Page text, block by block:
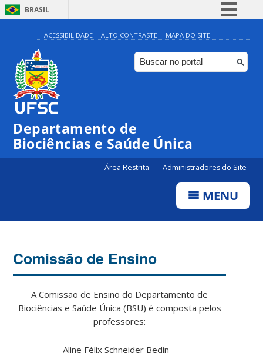
BRASIL
Simplifique!
Comunica BR
Participe
ACESSIBILIDADE ALTO CONTRASTE MAPA DO SITE
Departamento de
Biociências e Saúde Única
Área Restrita Administradores do Site
MENU
Comissão de Ensino
A Comissão de Ensino do Departamento de
Biociências e Saúde Única (BSU) é composta pelos
professores:
Aline Félix Schneider Bedin –